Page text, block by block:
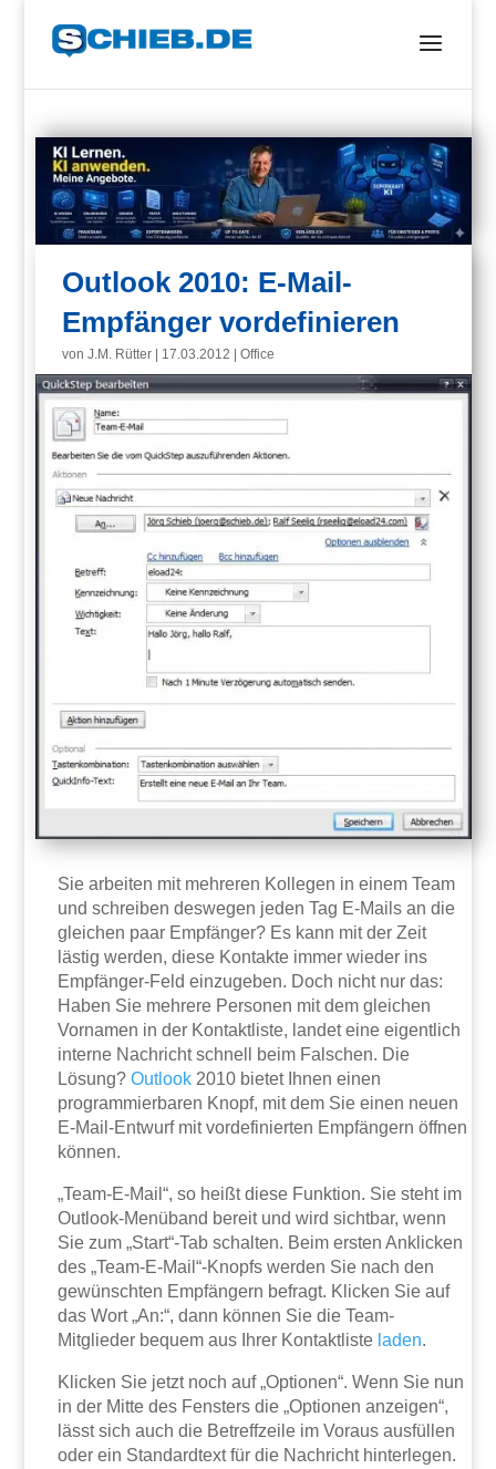
Outlook 2010: E-Mail-
Empfänger vordefinieren
vonJ.M. Rütter 17.03.2012 |Office
Sie arbeiten mit mehreren Kollegen in einem Team
und schreiben deswegen jeden Tag E-Mails an die
gleichen paar Empfänger? Es kann mit der Zeit
lästig werden, diese Kontakte immer wieder ins
Empfänger-Feld einzugeben. Doch nicht nur das:
Haben Sie mehrere Personen mit dem gleichen
Vornamen in der Kontaktliste, landet eine eigentlich
interne Nachricht schnell beim Falschen. Die
Lösung?Outlook 2010 bietet Ihnen einen
programmierbaren Knopf, mit dem Sie einen neuen
E-Mail-Entwurf mit vordefinierten Empfängern öffnen
können.
„Team-E-Mail“, so heißt diese Funktion. Sie steht im
Outlook-Menüband bereit und wird sichtbar, wenn
Sie zum „Start“-Tab schalten. Beim ersten Anklicken
des „Team-E-Mail“-Knopfs werden Sie nach den
gewünschten Empfängern befragt. Klicken Sie auf
das Wort „An:“, dann können Sie die Team-
Mitglieder bequem aus Ihrer Kontaktliste laden.
Klicken Sie jetzt noch auf „Optionen“. Wenn Sie nun
in der Mitte des Fensters die „Optionen anzeigen“,
lässt sich auch die Betreffzeile im Voraus ausfüllen
oder ein Standardtext für die Nachricht hinterlegen.